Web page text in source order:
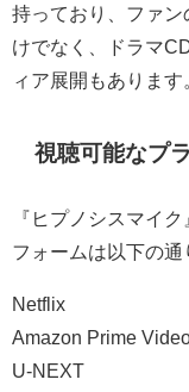
持っており、ファ
けでなく、ドラマ
ィア展開もあります
視聴可能なプ
『ヒプノシスマイ
フォームは以下の通
Netflix
Amazon Prime
U-NEXT